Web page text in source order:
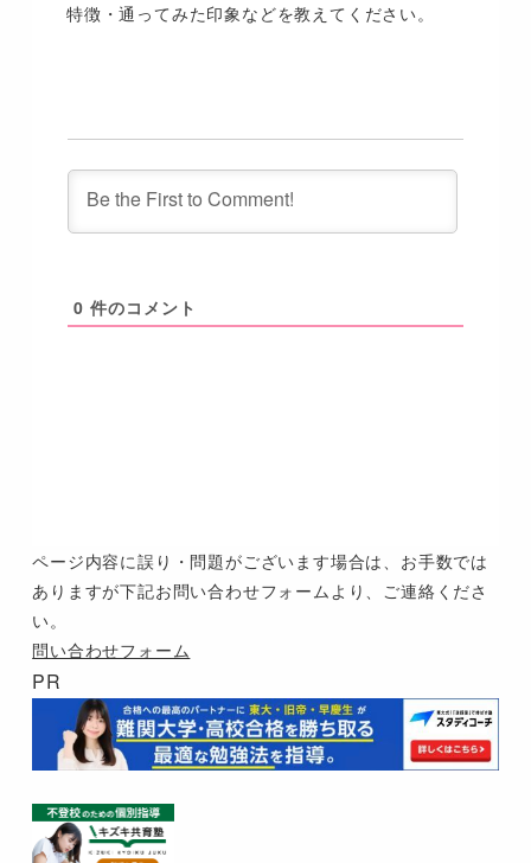
特徴・通ってみた印象などを教えてください。
0 件のコメント
ページ内容に誤り・問題がございます場合は、お手数では
ありますが下記お問い合わせフォームより、ご連絡くださ
い。
問い合わせフォーム
PR